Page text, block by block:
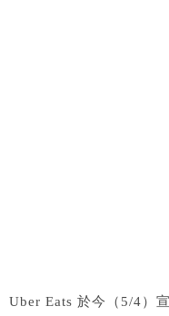
Uber Eats 於今（5/4）